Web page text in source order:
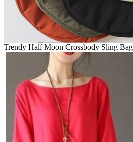
Trendy Half Moon Crossbody Sling Bag